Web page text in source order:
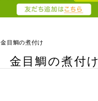
金目鯛の煮付け
金目鯛の煮付け